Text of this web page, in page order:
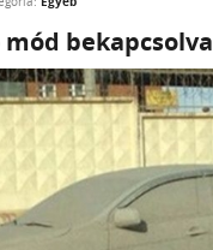
bekapcsolva